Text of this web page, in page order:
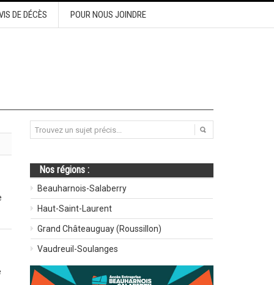
DE DÉCÈS POUR NOUS JOINDRE
Nos régions :
Beauharnois-Salaberry
Haut-Saint-Laurent
Grand Châteauguay (Roussillon)
Vaudreuil-Soulanges